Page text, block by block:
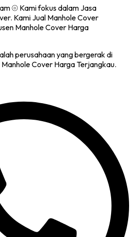
perusahaan yang bergerak di
Cover Harga Terjangkau.